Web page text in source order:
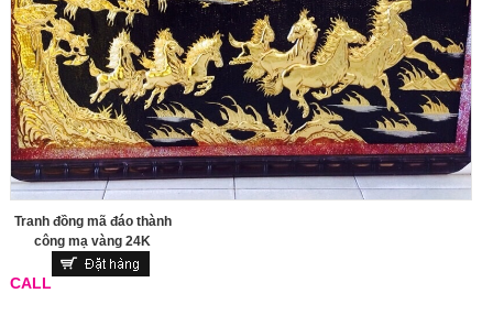
Tranh đồng mã đáo thành
công mạ vàng 24K
CALL